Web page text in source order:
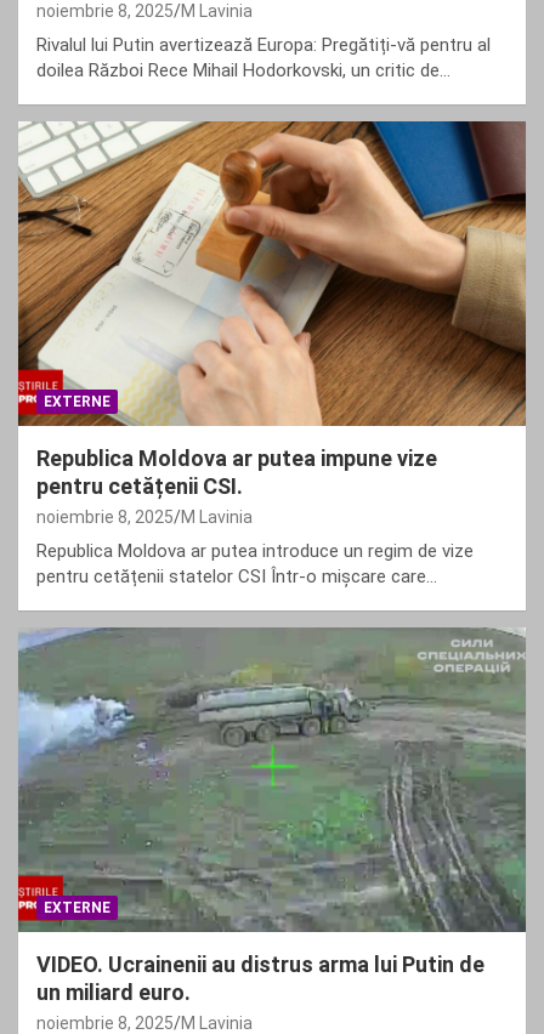
noiembrie 8, 2025 M Lavinia
Rivalul lui Putin avertizează Europa: Pregătiți-vă pentru al
doilea Război Rece Mihail Hodorkovski, un critic de…
EXTERNE
Republica Moldova ar putea impune vize
pentru cetățenii CSI.
noiembrie 8, 2025 M Lavinia
Republica Moldova ar putea introduce un regim de vize
pentru cetățenii statelor CSI Într-o mișcare care…
EXTERNE
VIDEO. Ucrainenii au distrus arma lui Putin de
un miliard euro.
noiembrie 8, 2025 M Lavinia